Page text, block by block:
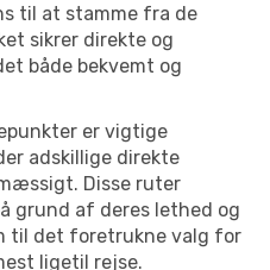
til at stamme fra de
sikrer direkte og
både bekvemt og
er vigtige
adskillige direkte
Disse ruter
grund af deres lethed og
til det foretrukne valg for
ligetil rejse.